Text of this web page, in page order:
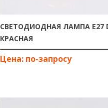
СВЕТОДИОДНАЯ ЛАМПА E27
КРАСНАЯ